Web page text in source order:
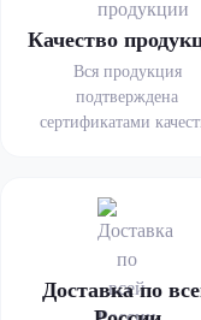
Качество
Вся продукция
подтверждена
сертификатами
Доставка по